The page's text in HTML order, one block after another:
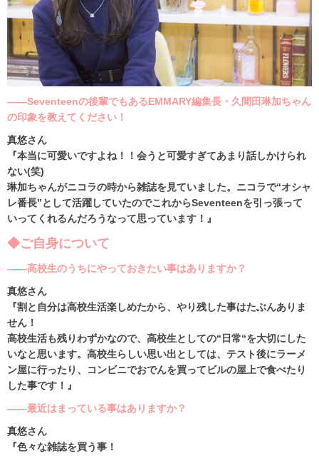
――Seventeenの後輩でもあるEMMARY編集長・久間田琳加ちゃん
の印象を教えてください！
真悠さん
『本当に可愛いですよね！！会うと可愛すぎてあまり話しかけられ
ない(笑)
琳加ちゃんがニコラの時から雑誌を見ていました。ニコラで“オシャ
レ番長”として活躍していたのでこれからSeventeenを引っ張って
いってくれるんだろうなって思っています！』
◆ご自身について
――高校生のうちにやっておきたい事はありますか？
真悠さん
『割と自分は高校生活楽しめたから、やり残した事はたぶんありま
せん！
高校生活も残りわずかなので、高校生としての“日常“を大切にした
いなと思います。高校生らしい思い出としては、テスト後にラーメ
ン屋に行ったり、コンビニでおでんを買ってビルの屋上で食べたり
した事です！』
――最近はまっている事はありますか？
真悠さん
『色々な雑誌を買う事！